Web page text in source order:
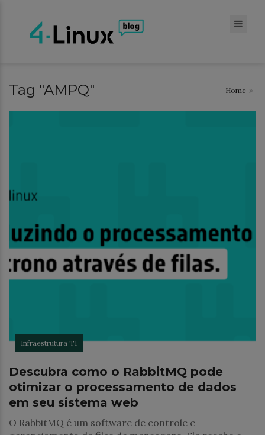
Tag "AMPQ" Home
Infraestrutura TI
Descubra como o RabbitMQ pode
otimizar o processamento de dados
em seu sistema web
O RabbitMQ é um software de controle e